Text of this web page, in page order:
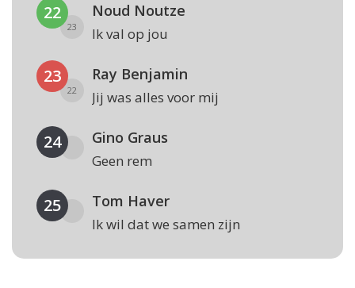
22
23
Noud Noutze
Ik val op jou
23
22
Ray Benjamin
Jij was alles voor mij
24 Gino Graus
Geen rem
25 Tom Haver
Ik wil dat we samen zijn